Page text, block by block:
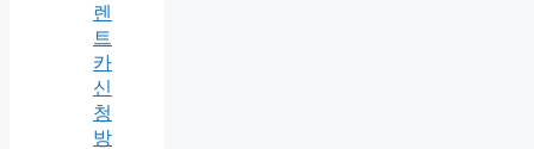
렌
트
카
신
청
방